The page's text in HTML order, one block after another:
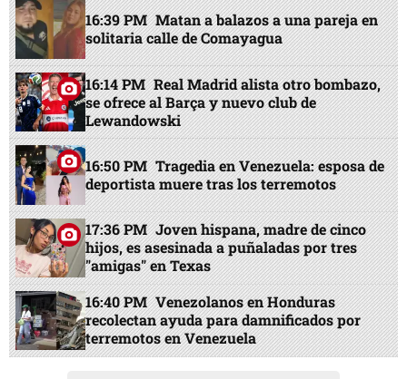
16:39 PM Matan a balazos a una pareja en
solitaria calle de Comayagua
16:14 PM Real Madrid alista otro bombazo,
se ofrece al Barça y nuevo club de
Lewandowski
16:50 PM Tragedia en Venezuela: esposa de
deportista muere tras los terremotos
17:36 PM Joven hispana, madre de cinco
hijos, es asesinada a puñaladas por tres
"amigas" en Texas
16:40 PM Venezolanos en Honduras
recolectan ayuda para damnificados por
terremotos en Venezuela